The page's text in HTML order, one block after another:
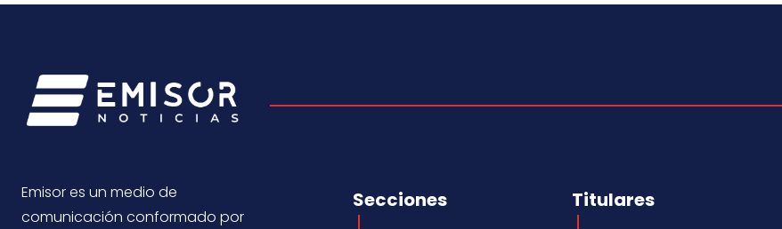
Emisor es un medio de
comunicación conformado por
Secciones Titulares